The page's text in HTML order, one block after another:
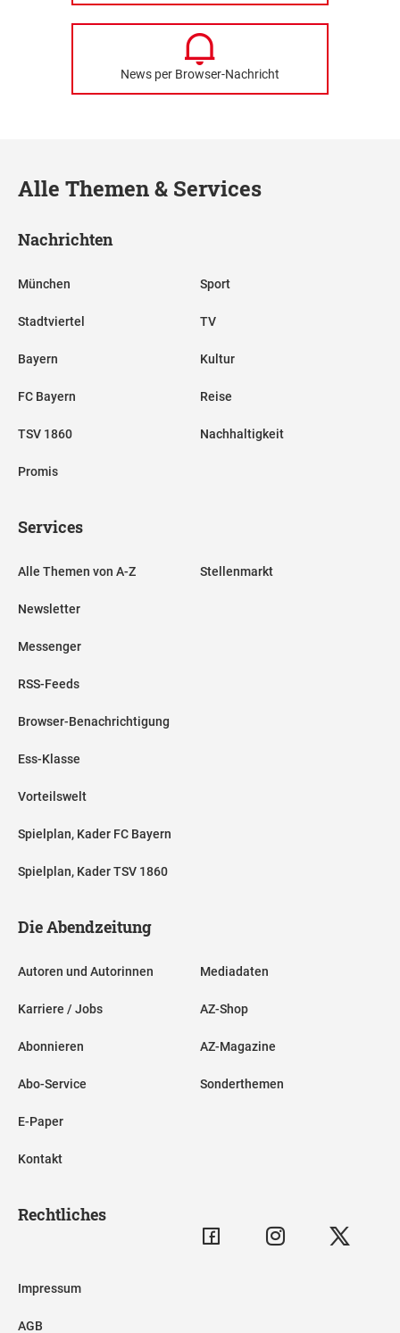
News per Browser-Nachricht
Alle Themen & Services
Nachrichten
München
Stadtviertel
Bayern
FC Bayern
TSV 1860
Promis
Sport
TV
Kultur
Reise
Nachhaltigkeit
Services
Alle Themen von A-Z
Newsletter
Messenger
RSS-Feeds
Browser-Benachrichtigung
Ess-Klasse
Vorteilswelt
Spielplan, Kader FC Bayern
Spielplan, Kader TSV 1860
Stellenmarkt
Die Abendzeitung
Autoren und Autorinnen
Karriere / Jobs
Abonnieren
Abo-Service
E-Paper
Kontakt
Mediadaten
AZ-Shop
AZ-Magazine
Sonderthemen
Rechtliches
Impressum
AGB